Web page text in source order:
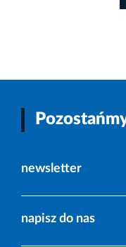
newsletter
napisz do nas